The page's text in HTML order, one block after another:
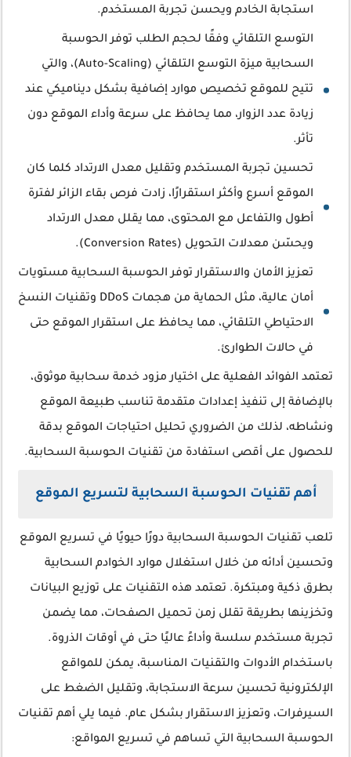
استجابة الخادم ويحسن تجربة المستخدم.
التوسع التلقائي وفقًا لحجم الطلب توفر الحوسبة
السحابية ميزة التوسع التلقائي (Auto-Scaling)، والتي
تتيح للموقع تخصيص موارد إضافية بشكل ديناميكي عند
زيادة عدد الزوار، مما يحافظ على سرعة وأداء الموقع دون
تأثر.
تحسين تجربة المستخدم وتقليل معدل الارتداد كلما كان
الموقع أسرع وأكثر استقرارًا، زادت فرص بقاء الزائر لفترة
أطول والتفاعل مع المحتوى، مما يقلل معدل الارتداد
ويحسّن معدلات التحويل (Conversion Rates).
تعزيز الأمان والاستقرار توفر الحوسبة السحابية مستويات
أمان عالية، مثل الحماية من هجمات DDoS وتقنيات النسخ
الاحتياطي التلقائي، مما يحافظ على استقرار الموقع حتى
في حالات الطوارئ.
تعتمد الفوائد الفعلية على اختيار مزود خدمة سحابية موثوق،
بالإضافة إلى تنفيذ إعدادات متقدمة تناسب طبيعة الموقع
ونشاطه، لذلك من الضروري تحليل احتياجات الموقع بدقة
للحصول على أقصى استفادة من تقنيات الحوسبة السحابية.
أهم تقنيات الحوسبة السحابية لتسريع الموقع
تلعب تقنيات الحوسبة السحابية دورًا حيويًا في تسريع الموقع
وتحسين أدائه من خلال استغلال موارد الخوادم السحابية
بطرق ذكية ومبتكرة. تعتمد هذه التقنيات على توزيع البيانات
وتخزينها بطريقة تقلل زمن تحميل الصفحات، مما يضمن
تجربة مستخدم سلسة وأداءً عاليًا حتى في أوقات الذروة.
باستخدام الأدوات والتقنيات المناسبة، يمكن للمواقع
الإلكترونية تحسين سرعة الاستجابة، وتقليل الضغط على
السيرفرات، وتعزيز الاستقرار بشكل عام. فيما يلي أهم تقنيات
الحوسبة السحابية التي تساهم في تسريع المواقع: